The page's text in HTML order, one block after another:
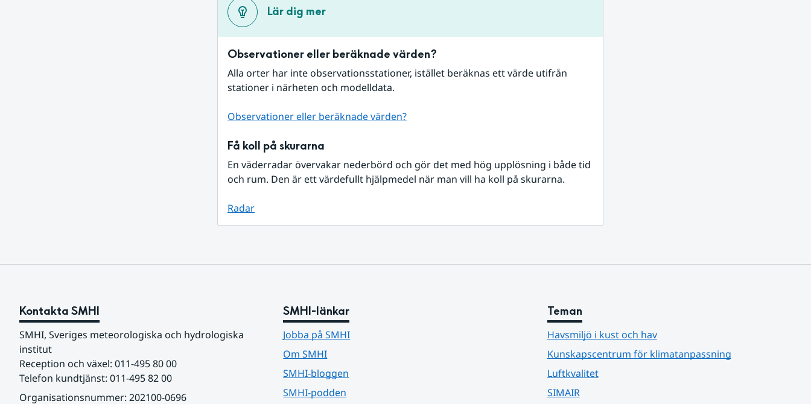
Lär dig mer
Observationer eller beräknade värden?
Alla orter har inte observationsstationer, istället beräknas ett värde utifrån
stationer i närheten och modelldata.
Observationer eller beräknade värden?
Få koll på skurarna
En väderradar övervakar nederbörd och gör det med hög upplösning i både tid
och rum. Den är ett värdefullt hjälpmedel när man vill ha koll på skurarna.
Radar
Kontakta SMHI
SMHI, Sveriges meteorologiska och hydrologiska
institut
Reception och växel: 011-495 80 00
Telefon kundtjänst: 011-495 82 00
Organisationsnummer: 202100-0696
SMHI-länkar
Jobba på SMHI
Om SMHI
SMHI-bloggen
SMHI-podden
Teman
Havsmiljö i kust och hav
Kunskapscentrum för klimatanpassning
Luftkvalitet
SIMAIR